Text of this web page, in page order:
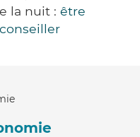
la nuit : être